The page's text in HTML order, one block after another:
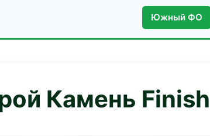
Южный ФО
Камень Finish